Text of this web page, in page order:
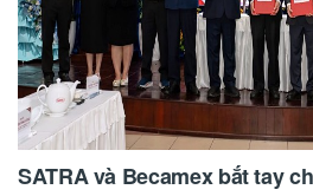
SATRA và Becamex bắt tay